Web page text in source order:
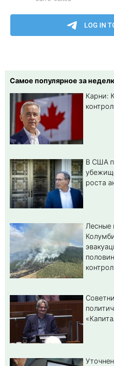
Самое популярное за
Карни:
В США
роста
Лесные